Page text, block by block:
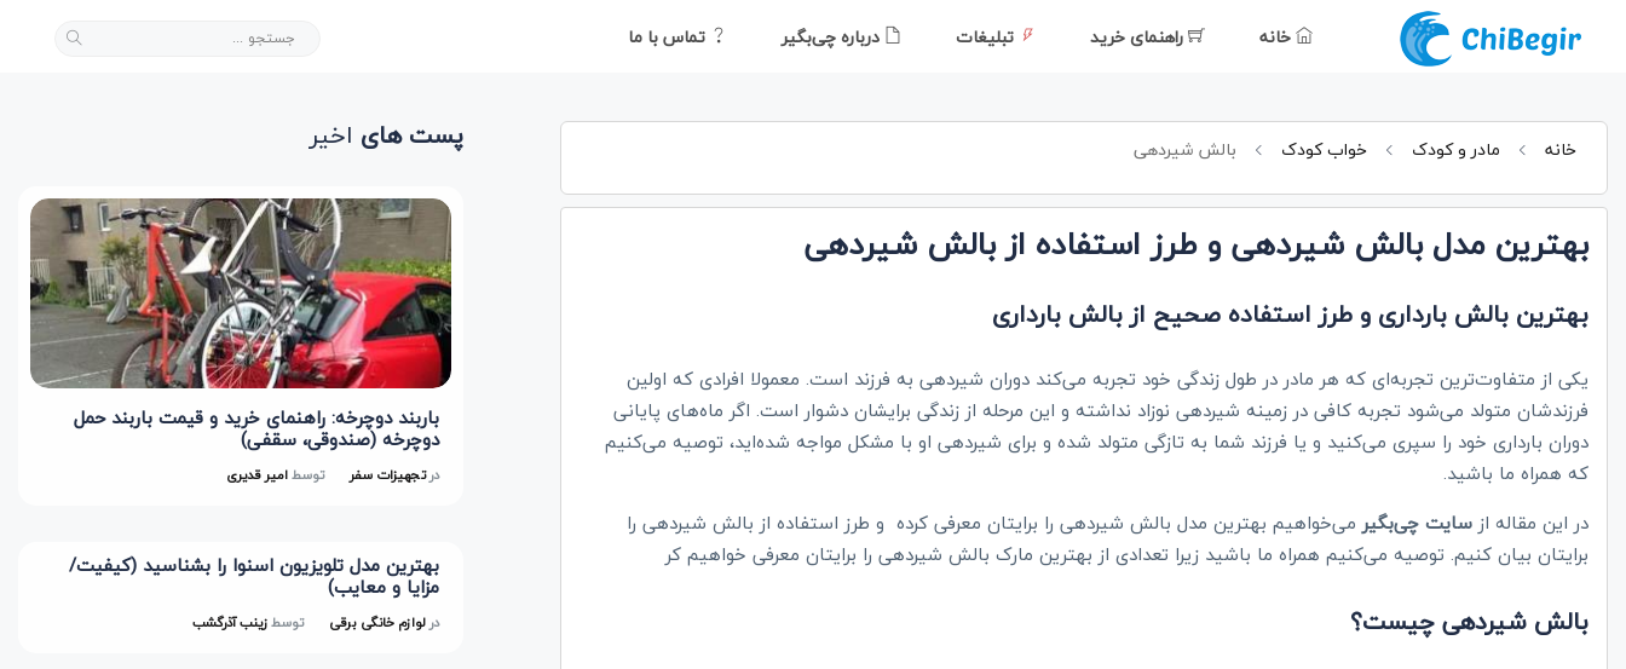
خانه راهنمای خرید تبلیغات درباره چی‌بگیر تماس با ما
خانه مادر و کودک خواب کودک بالش شیردهی
بهترین مدل بالش شیردهی و طرز استفاده از بالش شیردهی
بهترین بالش بارداری و طرز استفاده صحیح از بالش بارداری
یکی از متفاوت‌ترین تجربه‌ای که هر مادر در طول زندگی خود تجربه می‌کند دوران شیردهی به فرزند است. معمولا افرادی که اولین
فرزندشان متولد می‌شود تجربه کافی در زمینه شیردهی نوزاد نداشته و این مرحله از زندگی برایشان دشوار است. اگر ماه‌های پایانی
دوران بارداری خود را سپری می‌کنید و یا فرزند شما به تازگی متولد شده و برای شیردهی او با مشکل مواجه شده‌اید، توصیه می‌کنیم
که همراه ما باشید.
در این مقاله از سایت چی‌بگیر می‌خواهیم بهترین مدل بالش شیردهی را برایتان معرفی کرده و طرز استفاده از بالش شیردهی را
برایتان بیان کنیم. توصیه می‌کنیم همراه ما باشید زیرا تعدادی از بهترین مارک بالش‌ شیردهی را برایتان معرفی خواهیم کر
بالش شیردهی چیست؟
پست های اخیر
باربند دوچرخه: راهنمای خرید و قیمت باربند حمل
دوچرخه (صندوقی، سقفی)
درتجهیزات سفر توسطامیر قدیری
بهترین مدل تلویزیون اسنوا را بشناسید (کیفیت/
مزایا و معایب)
درلوازم خانگی برقی توسطزینب آذرگشب